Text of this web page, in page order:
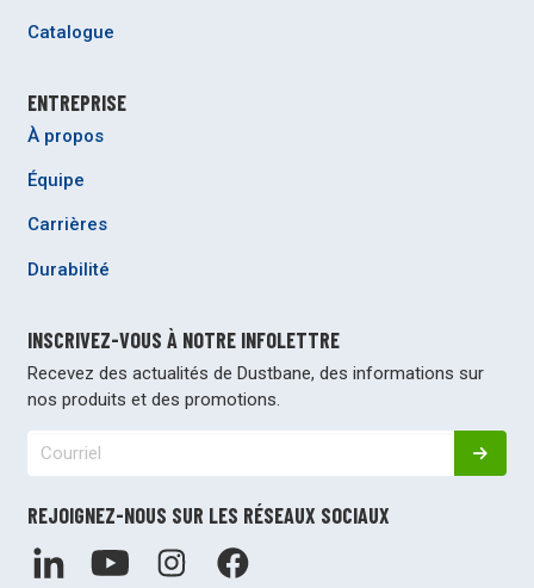
Catalogue
ENTREPRISE
À propos
Équipe
Carrières
Durabilité
INSCRIVEZ-VOUS À NOTRE INFOLETTRE
Recevez des actualités de Dustbane, des informations sur
nos produits et des promotions.
REJOIGNEZ-NOUS SUR LES RÉSEAUX SOCIAUX